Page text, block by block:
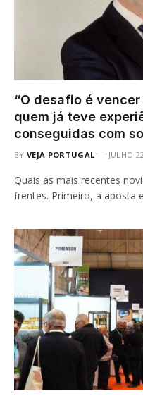
“O desafio é
quem já teve
conseguidas com
BY VEJA PORTUGAL JULHO
Quais as mais recentes
frentes. Primeiro, a aposta